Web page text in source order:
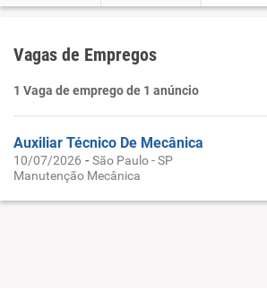
Vagas de Empregos
1 Vaga de emprego de 1 anúncio
Auxiliar Técnico De Mecânica
10/07/2026 -São Paulo - SP
Manutenção Mecânica